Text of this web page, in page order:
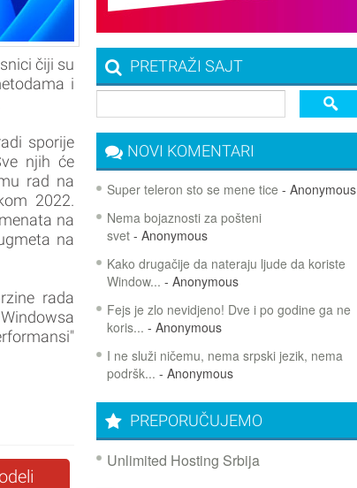
čiji su
i
sporije
njih će
rad na
2022.
na
na
rada
PRETRAŽI SAJT
NOVI KOMENTARI
Super teleron sto se mene tice - Anonymous
Nema bojaznosti za pošteni
svet - Anonymous
Kako drugačije da nateraju ljude da koriste
Window... - Anonymous
Fejs je zlo nevidjeno! Dve i po godine ga ne
koris... - Anonymous
I ne služi ničemu, nema srpski jezik, nema
podršk... - Anonymous
PREPORUČUJEMO
Unlimited Hosting Srbija